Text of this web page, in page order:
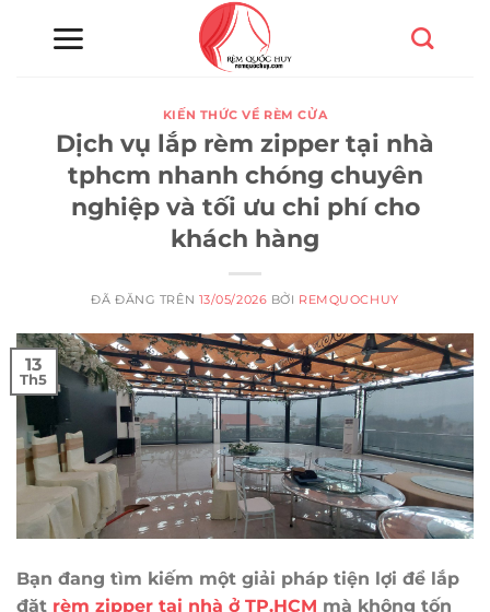
KIẾN THỨC VỀ RÈM CỬA
Dịch vụ lắp rèm zipper tại nhà
tphcm nhanh chóng chuyên
nghiệp và tối ưu chi phí cho
khách hàng
ĐÃ ĐĂNG TRÊN 13/05/2026 BỞI REMQUOCHUY
13
Th5
Bạn đang tìm kiếm một giải pháp tiện lợi để lắp
đặt rèm zipper tại nhà ở TP.HCM mà không tốn